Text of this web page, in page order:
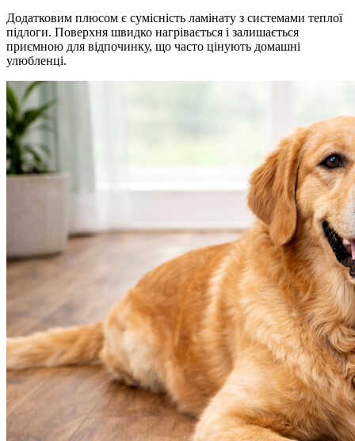
Додатковим плюсом є сумісність ламінату з системами теплої
підлоги. Поверхня швидко нагрівається і залишається
приємною для відпочинку, що часто цінують домашні
улюбленці.